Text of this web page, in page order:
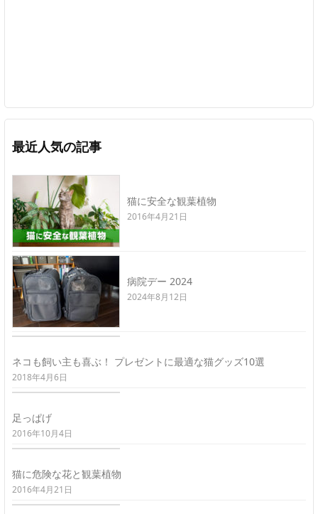
最近人気の記事
猫に安全な観葉植物
2016年4月21日
病院デー 2024
2024年8月12日
ネコも飼い主も喜ぶ！ プレゼントに最適な猫グッズ10選
2018年4月6日
足っぱげ
2016年10月4日
猫に危険な花と観葉植物
2016年4月21日